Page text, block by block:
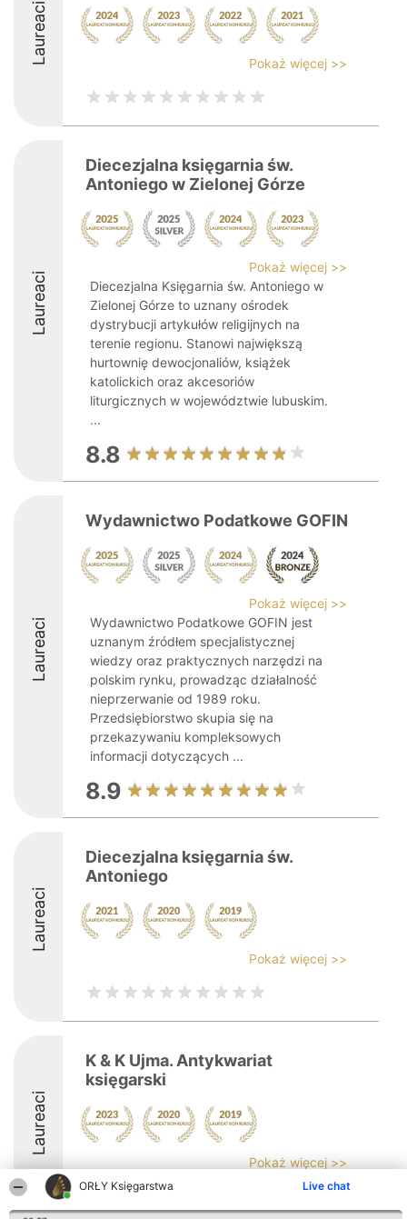
ORŁY Księgarstwa Live chat
Laureaci Pokaż więcej >>
Laureaci
Diecezjalna księgarnia św.
Antoniego w Zielonej Górze
Pokaż więcej >>
Diecezjalna Księgarnia św. Antoniego w
Zielonej Górze to uznany ośrodek
dystrybucji artykułów religijnych na
terenie regionu. Stanowi największą
hurtownię dewocjonaliów, książek
katolickich oraz akcesoriów
liturgicznych w województwie lubuskim.
...
8.8
Laureaci
Wydawnictwo Podatkowe GOFIN
Pokaż więcej >>
Wydawnictwo Podatkowe GOFIN jest
uznanym źródłem specjalistycznej
wiedzy oraz praktycznych narzędzi na
polskim rynku, prowadząc działalność
nieprzerwanie od 1989 roku.
Przedsiębiorstwo skupia się na
przekazywaniu kompleksowych
informacji dotyczących ...
8.9
Laureaci
Diecezjalna księgarnia św.
Antoniego
Pokaż więcej >>
Laureaci
K & K Ujma. Antykwariat
księgarski
Pokaż więcej >>